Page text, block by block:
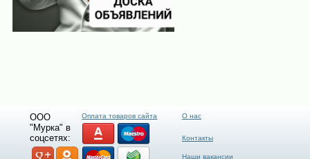
ООО
"Мурка" в
соцсетях:
Оплата товаров сайта О нас
Контакты
Наши вакансии